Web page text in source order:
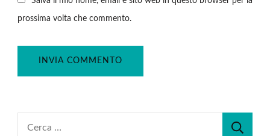
prossima volta che commento.